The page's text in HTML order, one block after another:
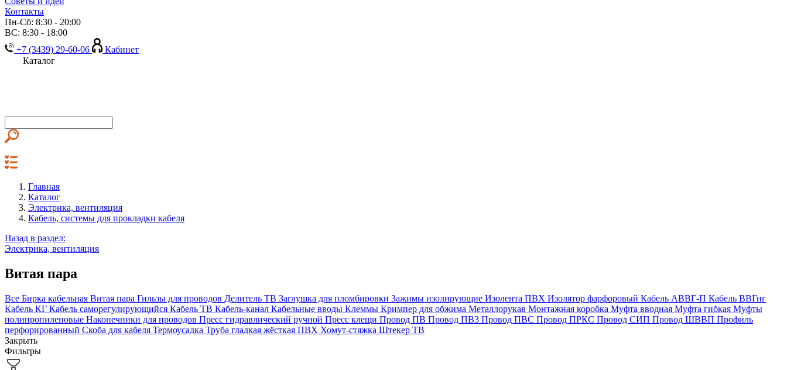
Контакты
Пн-Сб: 8:30 - 20:00
ВС: 8:30 - 18:00
+7 (3439) 29-60-06
Кабинет
Каталог
Главная
Каталог
Электрика, вентиляция
Кабель, системы для прокладки кабеля
Назад в раздел:
Электрика, вентиляция
Витая пара
Все Бирка кабельная Витая пара Гильзы для проводов Делитель ТВ Заглушка для пломбировки Зажимы изолирующие Изолента ПВХ Изолятор фарфоровый Кабель АВВГ-П Кабель ВВГнг
Кабель КГ Кабель саморегулирующийся Кабель ТВ Кабель-канал Кабельные вводы Клеммы Кримпер для обжима Металлорукав Монтажная коробка Муфта вводная Муфта гибкая Муфты
полипропиленовые Наконечники для проводов Пресс гидравлический ручной Пресс клещи Провод ПВ Провод ПВ3 Провод ПВС Провод ПРКС Провод СИП Провод ШВВП Профиль
перфорированный Скоба для кабеля Термоусадка Труба гладкая жёсткая ПВХ Хомут-стяжка Штекер ТВ
Закрыть
Фильтры